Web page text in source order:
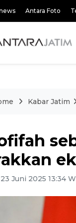
Antara Foto
Kabar Jatim
Juni 2025 13:34